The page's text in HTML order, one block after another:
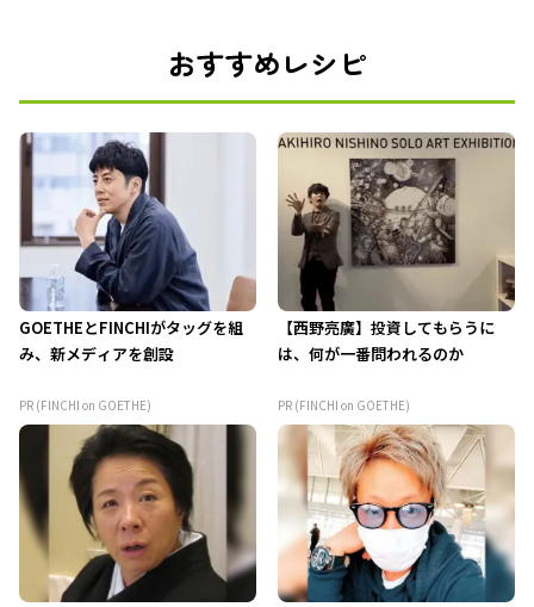
おすすめレシピ
GOETHEとFINCHIがタッグを組
み、新メディアを創設
PR (FINCHI on GOETHE)
【西野亮廣】投資してもらうに
は、何が一番問われるのか
PR (FINCHI on GOETHE)